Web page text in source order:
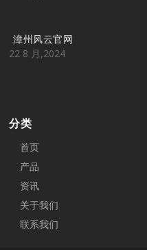
漳州风云官网
22 8 月,2024
分类
首页
产品
资讯
关于我们
联系我们